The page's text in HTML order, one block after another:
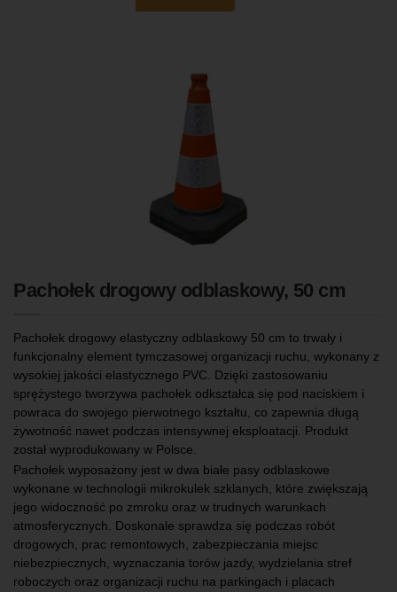
Pachołek drogowy odblaskowy, 50 cm
Pachołek drogowy elastyczny odblaskowy 50 cm to trwały i
funkcjonalny element tymczasowej organizacji ruchu, wykonany z
wysokiej jakości elastycznego PVC. Dzięki zastosowaniu
sprężystego tworzywa pachołek odkształca się pod naciskiem i
powraca do swojego pierwotnego kształtu, co zapewnia długą
żywotność nawet podczas intensywnej eksploatacji. Produkt
został wyprodukowany w Polsce.
Pachołek wyposażony jest w dwa białe pasy odblaskowe
wykonane w technologii mikrokulek szklanych, które zwiększają
jego widoczność po zmroku oraz w trudnych warunkach
atmosferycznych. Doskonale sprawdza się podczas robót
drogowych, prac remontowych, zabezpieczania miejsc
niebezpiecznych, wyznaczania torów jazdy, wydzielania stref
roboczych oraz organizacji ruchu na parkingach i placach